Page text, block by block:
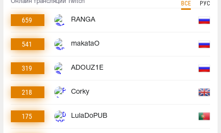
ВСЕ РУС
659 RANGA
541 makataO
319 ADOUZ1E
218 Corky
175 LulaDoPUB